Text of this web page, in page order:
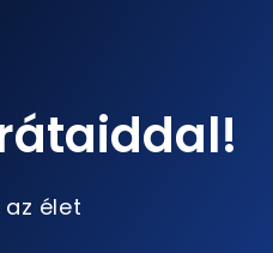
élet